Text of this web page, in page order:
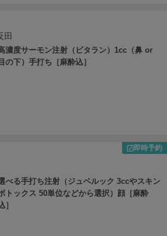
田
濃度サーモン注射（ビタラン）1cc（鼻 or
目の下）手打ち［麻酔込］
即時予約
べる手打ち注射（ジュベルック 3ccやスキン
トックス 50単位などから選択）顔［麻酔
］